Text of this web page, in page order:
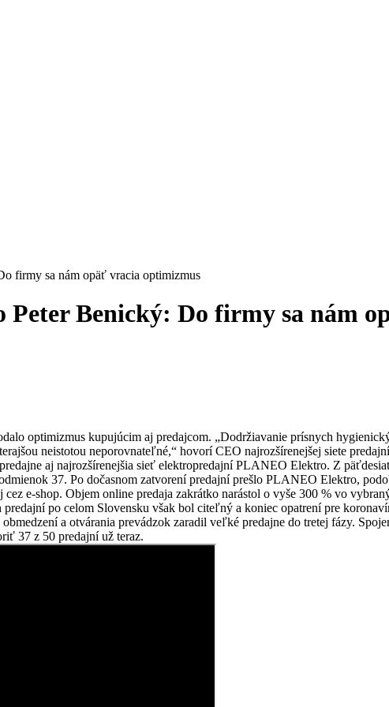
firmy sa nám opäť vracia optimizmus
Peter Benický: Do firmy sa nám
optimizmus kupujúcim aj predajcom. „Dodržiavanie prísnych
neistotou neporovnateľné,“ hovorí CEO najrozšírenejšej siete predajní
aj najrozšírenejšia sieť elektropredajní PLANEO Elektro. Z
37. Po dočasnom zatvorení predajní prešlo PLANEO Elektro,
e-shop. Objem online predaja zakrátko narástol o vyše 300 % vo
po celom Slovensku však bol citeľný a koniec opatrení pre
a otvárania prevádzok zaradil veľké predajne do tretej fázy.
37 z 50 predajní už teraz.